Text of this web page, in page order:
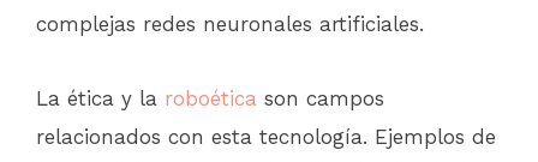
complejas redes neuronales artificiales.
La ética y la roboética son campos
relacionados con esta tecnología. Ejemplos de